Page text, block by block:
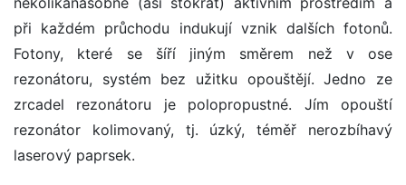
při každém průchodu indukují vznik dalších fotonů.
Fotony, které se šíří jiným směrem než v ose
rezonátoru, systém bez užitku opouštějí. Jedno ze
zrcadel rezonátoru je polopropustné. Jím opouští
rezonátor kolimovaný, tj. úzký, téměř nerozbíhavý
laserový paprsek.